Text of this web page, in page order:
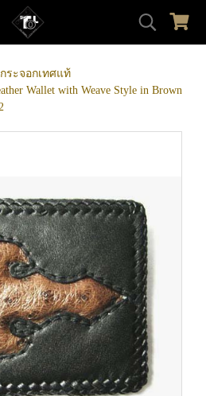
ระจอกเทศแท้
Wallet with Weave Style in Brown